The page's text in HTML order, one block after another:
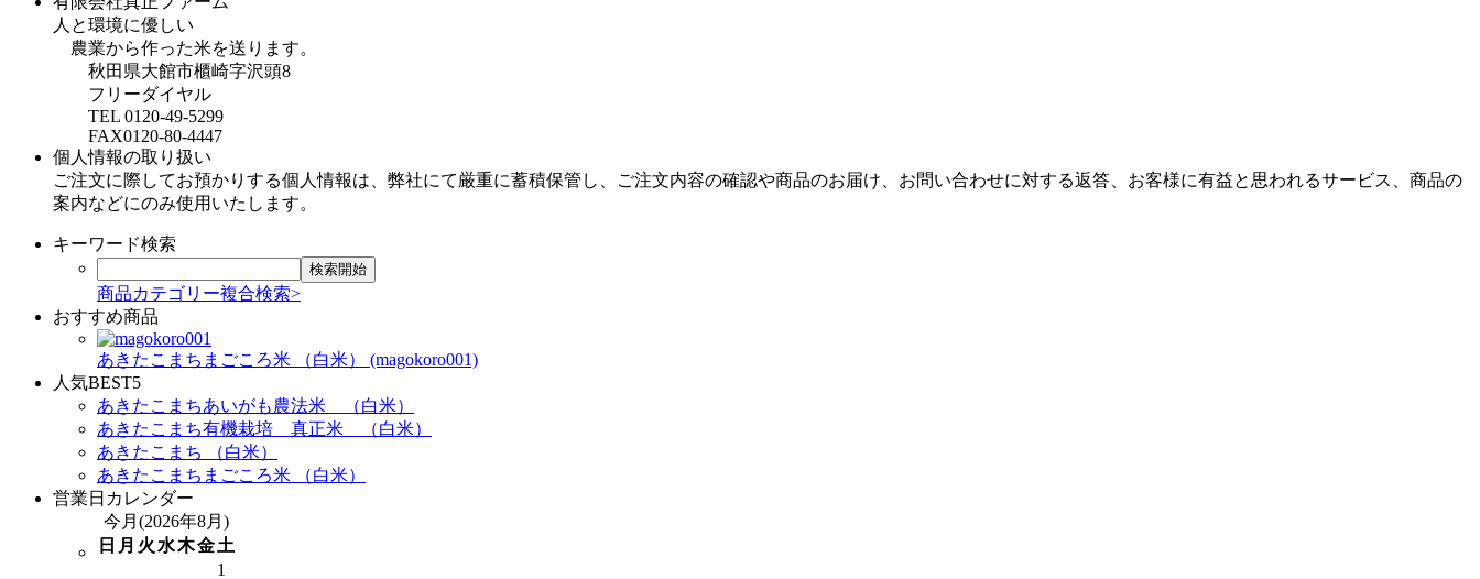
人と環境に優しい
農業から作った米を送ります。
秋田県大館市櫃崎字沢頭8
フリーダイヤル
TEL 0120-49-5299
FAX0120-80-4447
個人情報の取り扱い
ご注文に際してお預かりする個人情報は、弊社にて厳重に蓄積保管し、ご注文内容の確認や商品のお届け、お問い合わせに対する返答、お客様に有益と思われるサービス、商品の
案内などにのみ使用いたします。
キーワード検索
商品カテゴリー複合検索>
おすすめ商品
あきたこまちまごころ米 （白米） (magokoro001)
人気BEST5
あきたこまちあいがも農法米 （白米）
あきたこまち有機栽培 真正米 （白米）
あきたこまち （白米）
あきたこまちまごころ米 （白米）
営業日カレンダー
今月(2026年8月)
日 月 火 水木金土
1